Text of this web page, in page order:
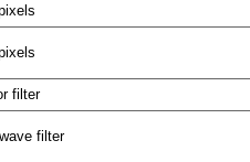
filter
filter